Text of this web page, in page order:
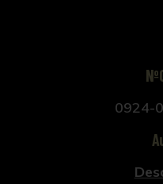
0924-